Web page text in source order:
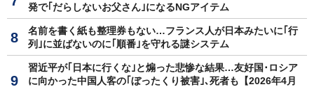
発で｢だらしないお父さん｣になるNGアイテム
名前を書く紙も整理券もない…フランス人が日本みたいに｢行
列｣に並ばないのに｢順番｣を守れる謎システム
習近平が｢日本に行くな｣と煽った悲惨な結果…友好国･ロシア
に向かった中国人客の｢ぼったくり被害｣､死者も【2026年4月